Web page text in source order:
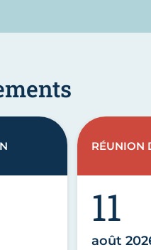
11
août
RÉUNION